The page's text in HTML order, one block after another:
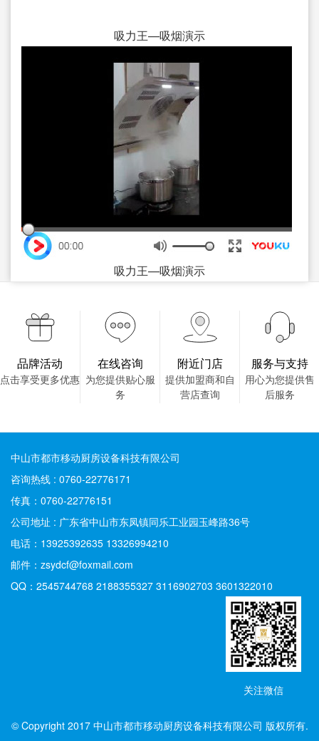
吸力王—吸烟演示
吸力王—吸烟演示
品牌活动
点击享受更多优惠
在线咨询
为您提供贴心服
务
附近门店
提供加盟商和自
营店查询
服务与支持
用心为您提供售
后服务
中山市都市移动厨房设备科技有限公司
咨询热线 : 0760-22776171
传真：0760-22776151
公司地址 : 广东省中山市东凤镇同乐工业园玉峰路36号
电话：13925392635 13326994210
邮件：zsydcf@foxmail.com
QQ：2545744768 2188355327 3116902703 3601322010
关注微信
© Copyright 2017 中山市都市移动厨房设备科技有限公司 版权所有.